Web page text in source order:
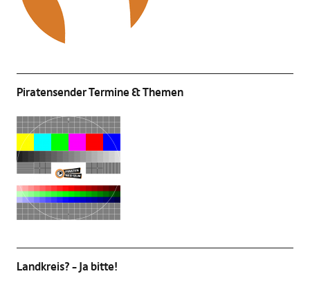
Piratensender Termine & Themen
Landkreis? – Ja bitte!